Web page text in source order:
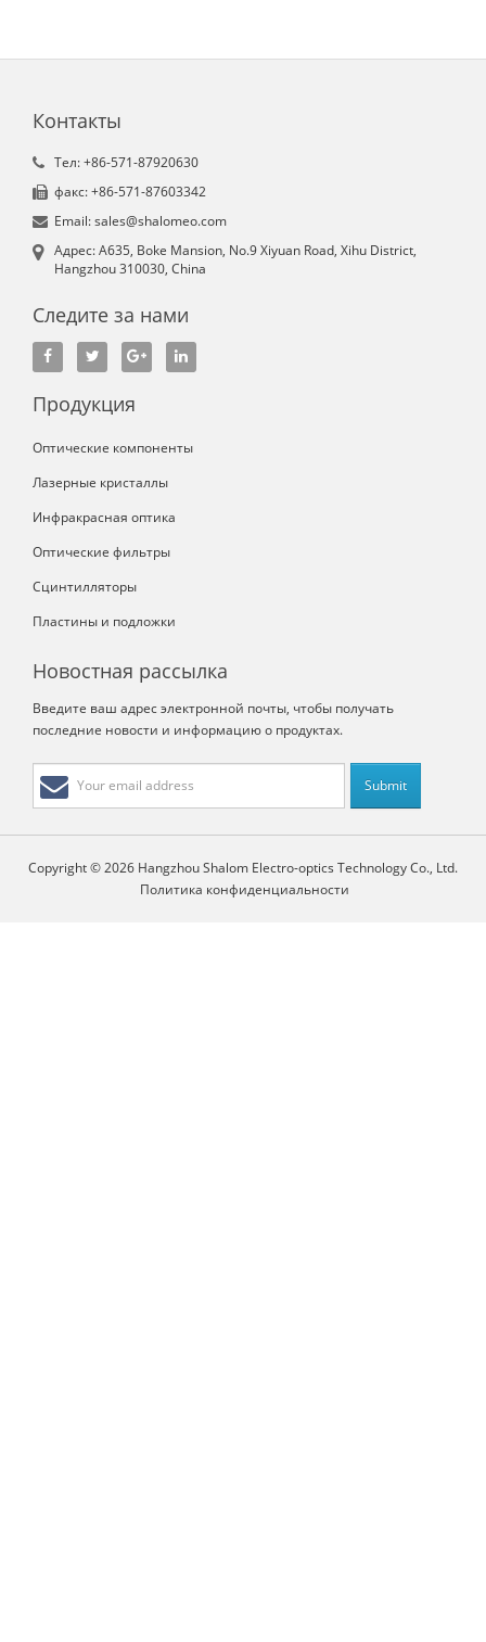
Контакты
Tел: +86-571-87920630
факс: +86-571-87603342
Email: sales@shalomeo.com
Aдрес: A635, Boke Mansion, No.9 Xiyuan Road, Xihu District,
Hangzhou 310030, China
Следите за нами
Продукция
Оптические компоненты
Лазерные кристаллы
Инфракрасная оптика
Оптические фильтры
Сцинтилляторы
Пластины и подложки
Новостная рассылка
Введите ваш адрес электронной почты, чтобы получать
последние новости и информацию о продуктах.
Copyright © 2026 Hangzhou Shalom Electro-optics Technology Co., Ltd.
Политика конфиденциальности